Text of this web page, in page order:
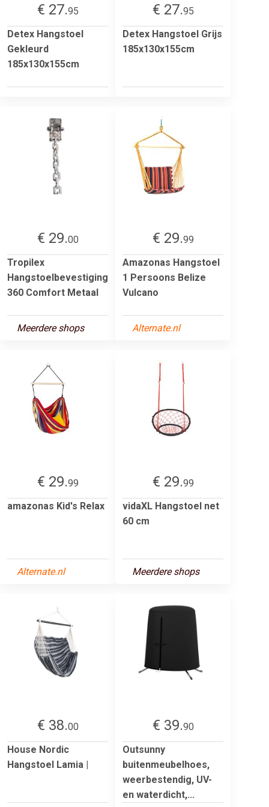
€ 27.95
Detex Hangstoel
Gekleurd
185x130x155cm
€ 27.95
Detex Hangstoel Grijs
185x130x155cm
€ 29.00
Tropilex
Hangstoelbevestiging
360 Comfort Metaal
Meerdere shops
€ 29.99
Amazonas Hangstoel
1 Persoons Belize
Vulcano
Alternate.nl
€ 29.99
amazonas Kid's Relax
Alternate.nl
€ 29.99
vidaXL Hangstoel net
60 cm
Meerdere shops
€ 38.00
House Nordic
Hangstoel Lamia |
€ 39.90
Outsunny
buitenmeubelhoes,
weerbestendig, UV-
en waterdicht,...